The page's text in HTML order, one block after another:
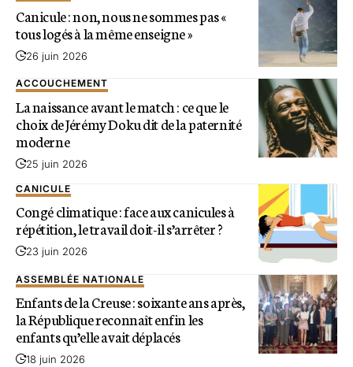
Canicule : non, nous ne sommes pas «
tous logés à la même enseigne »
26 juin 2026
ACCOUCHEMENT
La naissance avant le match : ce que le
choix de Jérémy Doku dit de la paternité
moderne
25 juin 2026
CANICULE
Congé climatique : face aux canicules à
répétition, le travail doit-il s’arrêter ?
23 juin 2026
ASSEMBLÉE NATIONALE
Enfants de la Creuse : soixante ans après,
la République reconnaît enfin les
enfants qu’elle avait déplacés
18 juin 2026